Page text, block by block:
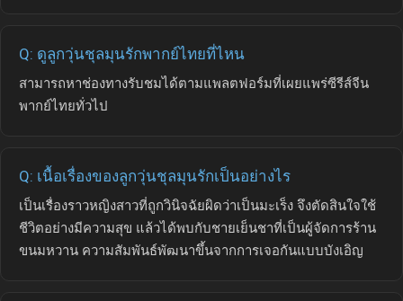
Q: ดูลูกวุ่นชุลมุนรักพากย์ไทยที่ไหน
สามารถหาช่องทางรับชมได้ตามแพลตฟอร์มที่เผยแพร่ซีรีส์จีน
พากย์ไทยทั่วไป
Q: เนื้อเรื่องของลูกวุ่นชุลมุนรักเป็นอย่างไร
เป็นเรื่องราวหญิงสาวที่ถูกวินิจฉัยผิดว่าเป็นมะเร็ง จึงตัดสินใจใช้
ชีวิตอย่างมีความสุข แล้วได้พบกับชายเย็นชาที่เป็นผู้จัดการร้าน
ขนมหวาน ความสัมพันธ์พัฒนาขึ้นจากการเจอกันแบบบังเอิญ